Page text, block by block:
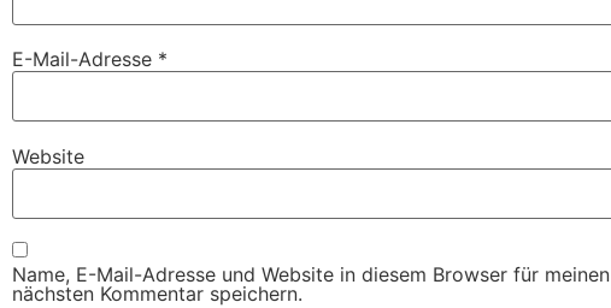
E-Mail-Adresse *
Website
Name, E-Mail-Adresse und Website in diesem Browser für meinen
nächsten Kommentar speichern.